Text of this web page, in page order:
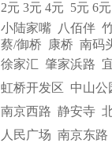
2元 3元 4元 5元 6元
小陆家嘴 八佰伴
蔡/御桥
康桥 南码
徐家汇 肇家浜路
虹桥开发区 中山公
南京西路 静安寺
人民广场 南京东路